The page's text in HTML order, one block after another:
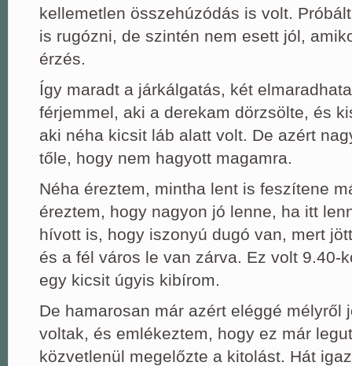
kellemetlen összehúzódás is volt.
is rugózni, de szintén nem esett jól,
érzés.
Így maradt a járkálgatás, két
férjemmel, aki a derekam dörzsölte, és
aki néha kicsit láb alatt volt. De azért
tőle, hogy nem hagyott magamra.
Néha éreztem, mintha lent is feszítene
éreztem, hogy nagyon jó lenne, ha itt
hívott is, hogy iszonyú dugó van, mert
és a fél város le van zárva. Ez volt 9.40-
egy kicsit úgyis kibírom.
De hamarosan már azért eléggé mélyről
voltak, és emlékeztem, hogy ez már
közvetlenül megelőzte a kitolást. Hát